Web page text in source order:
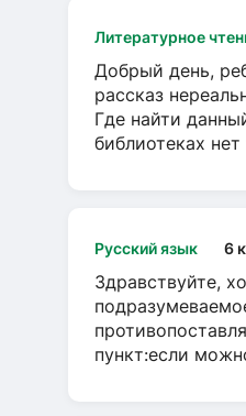
Литературное
Добрый день,
рассказ
Где найти
библиотеках нет
Русский язык 6
Здравствуйте,
пункт:если